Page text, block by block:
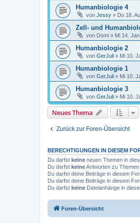
Humanbiologie 4
von Jessy » Do 18.
Zell- und
von Domi » Mi 14.
Humanbiologie 2
von GerJuli » Mi 10.
Humanbiologie 1
von GerJuli » Mi 10.
Humanbiologie 3
von GerJuli » Mi 10.
Neues Thema
Zurück zur Foren-Übersicht
BERECHTIGUNGEN IN DIESEM
Du darfst keine neuen Themen in
Du darfst keineAntworten zu
Du darfst deine Beiträge in diesem
Du darfst deine Beiträge in diesem
Du darfst keine Dateianhänge in
Foren-Übersicht